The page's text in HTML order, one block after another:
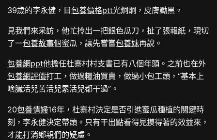
39歲的李永健，目包養價格ptt光炯炯，皮膚黝黑。
見我們來采訪，他忙拎出一把銀色瓜刀，扯了張報紙，現切
了一包養故事個蜜瓜，讓先嘗嘗包養妹再說。
包養網ppt他擔任杜寨村村支書已有八個年頭。之前也在外
包養網評價打工，做過糧油買賣，做過小包工頭，“基本上
啥臟活兒苦活兒累活兒都干過”。
20包養情婦16年，杜寨村決定是否引進蜜瓜種植的關鍵時
刻，李永健決定帶頭。只有干出點看得見摸得著的效益來，
才能打消鄉親們的疑慮。